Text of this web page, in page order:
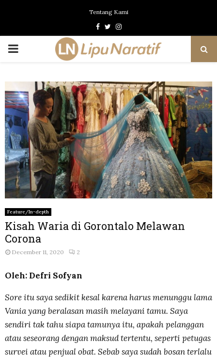
Tentang Kami
Facebook
TwitterInstagram
PRIMARY
Feature/In-depth
Kisah Waria di Gorontalo Melawan
Corona
December 11, 2020 2
Oleh: Defri Sofyan
Sore itu saya sedikit kesal karena harus menunggu lama
Vania yang beralasan masih melayani tamu. Saya
sendiri tak tahu siapa tamunya itu, apakah pelanggan
atau seseorang dengan maksud tertentu, seperti petugas
survei atau penjual obat. Sebab saya sudah bosan terlalu